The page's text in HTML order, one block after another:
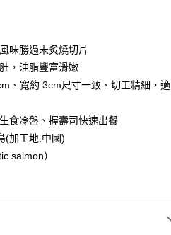
以上)免運費
改保麗龍箱)
以上)免運費
以上)免運費
味勝過未炙燒切片
，油脂豐富滑嫩
、寬約 3cm尺寸一致、切工精細，適
食冷盤、握壽司快速出餐
(加工地:中國)
salmon）